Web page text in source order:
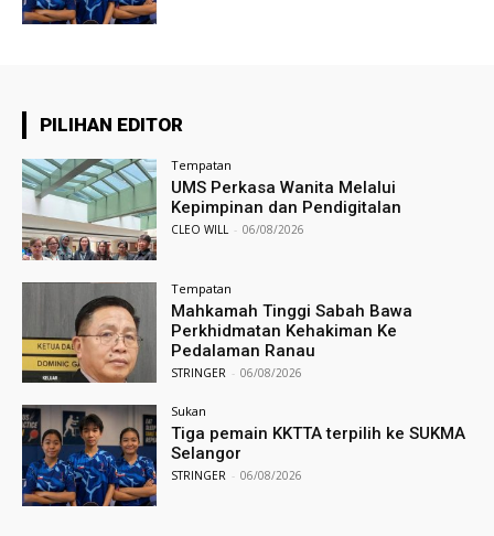
PILIHAN EDITOR
Tempatan
UMS Perkasa Wanita Melalui
Kepimpinan dan Pendigitalan
CLEO WILL - 06/08/2026
Tempatan
Mahkamah Tinggi Sabah Bawa
Perkhidmatan Kehakiman Ke
Pedalaman Ranau
STRINGER - 06/08/2026
Sukan
Tiga pemain KKTTA terpilih ke SUKMA
Selangor
STRINGER - 06/08/2026